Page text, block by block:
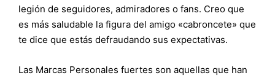
legión de seguidores, admiradores o fans. Creo que
es más saludable la figura del amigo «cabroncete» que
te dice que estás defraudando sus expectativas.
Las Marcas Personales fuertes son aquellas que han